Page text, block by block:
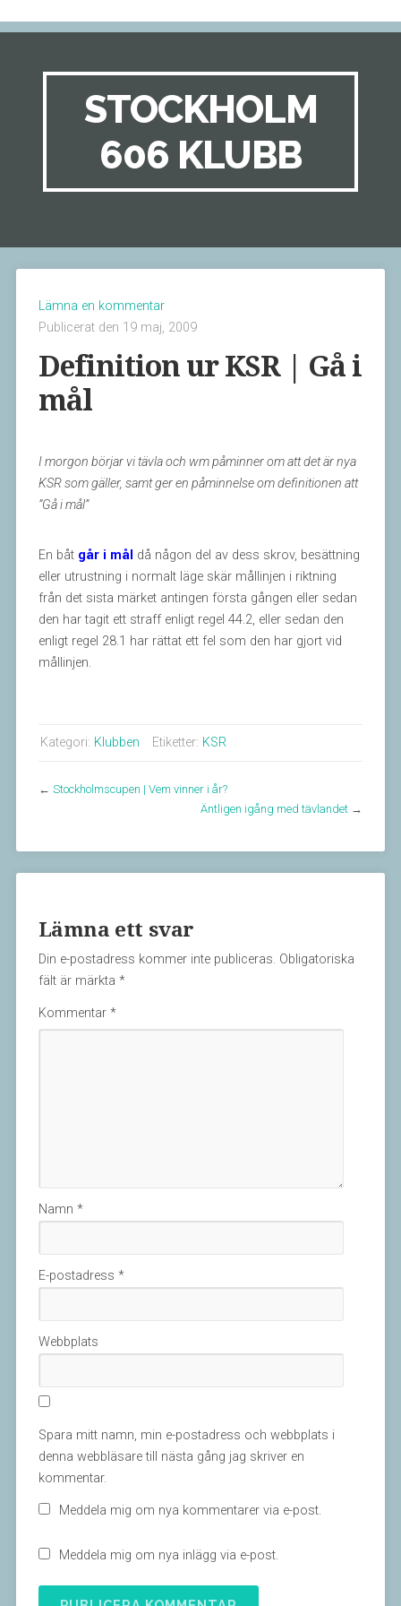
STOCKHOLM
606 KLUBB
Lämna en kommentar
Publicerat den 19 maj, 2009
Definition ur KSR | Gå i
mål
I morgon börjar vi tävla och wm påminner om att det är nya
KSR som gäller, samt ger en påminnelse om definitionen att
”Gå i mål”
En båt går i mål då någon del av dess skrov, besättning
eller utrustning i normalt läge skär mållinjen i riktning
från det sista märket antingen första gången eller sedan
den har tagit ett straff enligt regel 44.2, eller sedan den
enligt regel 28.1 har rättat ett fel som den har gjort vid
mållinjen.
Kategori: Klubben Etiketter: KSR
← Stockholmscupen | Vem vinner i år?
Äntligen igång med tävlandet →
Lämna ett svar
Din e-postadress kommer inte publiceras. Obligatoriska
fält är märkta *
Kommentar *
Namn *
E-postadress *
Webbplats
Spara mitt namn, min e-postadress och webbplats i
denna webbläsare till nästa gång jag skriver en
kommentar.
Meddela mig om nya kommentarer via e-post.
Meddela mig om nya inlägg via e-post.